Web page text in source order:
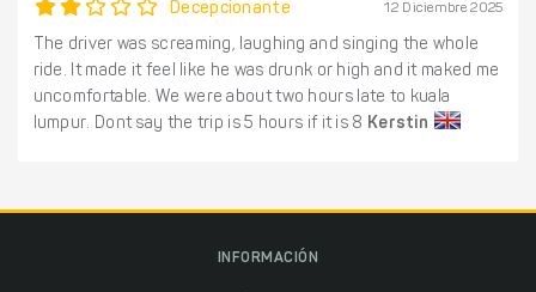
Decepcionante 12 Diciembre 2025
The driver was screaming, laughing and singing the whole
ride. It made it feel like he was drunk or high and it maked me
uncomfortable. We were about two hours late to kuala
lumpur. Dont say the trip is 5 hours if it is 8 Kerstin
INFORMACIÓN